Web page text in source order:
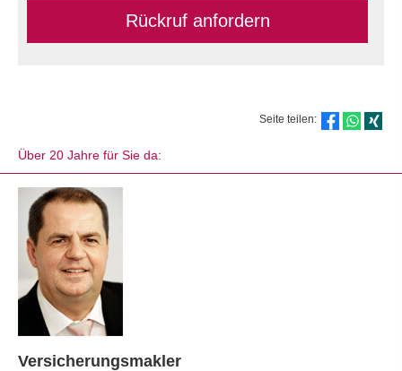
Rückruf anfordern
Seite teilen:
Über 20 Jahre für Sie da:
Ver­sicherungs­makler